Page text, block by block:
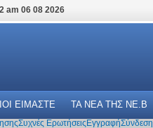
am 06 08 2026
ΕΙΜΑΣΤΕ ΤΑ ΝΕΑ THΣ NE.B
Συχνές Ερωτήσεις ΕγγραφήΣύνδεση